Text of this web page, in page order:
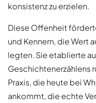
konsistenz zu erzielen.
Diese Offenheit
und Kennern, die Wert
legten. Sie etablierte
Geschichtenerzählens
Praxis, die heute bei
ankommt, die echte